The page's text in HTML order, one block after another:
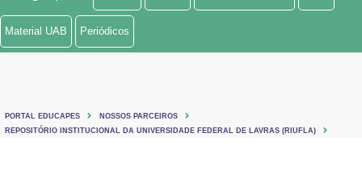
Ministério de Minas e Energia
Ministério do Turismo
Material UAB Periódicos
PORTAL EDUCAPES
NOSSOS PARCEIROS
REPOSITÓRIO INSTITUCIONAL DA UNIVERSIDADE FEDERAL DE LAVRAS (RIUFLA)